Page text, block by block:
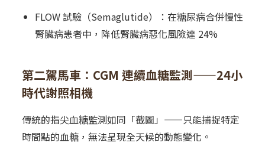
FLOW 試驗（Semaglutide）：在糖尿病合併慢性
腎臟病患者中，降低腎臟病惡化風險達 24%
第二駕馬車：CGM 連續血糖監測——24小
時代謝照相機
傳統的指尖血糖監測如同「截圖」——只能捕捉特定
時間點的血糖，無法呈現全天候的動態變化。